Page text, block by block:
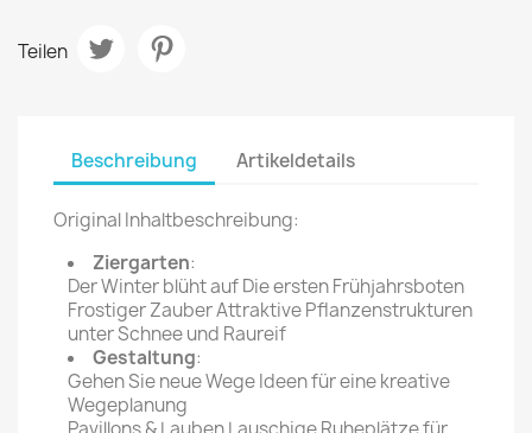
Teilen
Beschreibung Artikeldetails
Original Inhaltbeschreibung:
Ziergarten:
Der Winter blüht auf Die ersten Frühjahrsboten
Frostiger Zauber Attraktive Pflanzenstrukturen
unter Schnee und Raureif
Gestaltung:
Gehen Sie neue Wege Ideen für eine kreative
Wegeplanung